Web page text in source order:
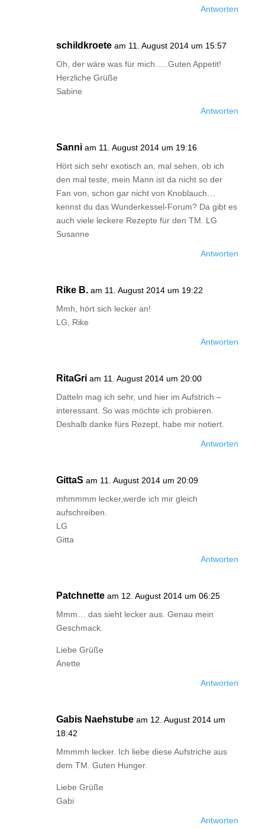
Antworten
schildkroete am 11. August 2014 um 15:57
Oh, der wäre was für mich…..Guten Appetit!
Herzliche Grüße
Sabine
Antworten
Sanni am 11. August 2014 um 19:16
Hört sich sehr exotisch an, mal sehen, ob ich
den mal teste, mein Mann ist da nicht so der
Fan von, schon gar nicht von Knoblauch…
kennst du das Wunderkessel-Forum? Da gibt es
auch viele leckere Rezepte für den TM. LG
Susanne
Antworten
Rike B. am 11. August 2014 um 19:22
Mmh, hört sich lecker an!
LG, Rike
Antworten
RitaGri am 11. August 2014 um 20:00
Datteln mag ich sehr, und hier im Aufstrich –
interessant. So was möchte ich probieren.
Deshalb danke fürs Rezept, habe mir notiert.
Antworten
GittaS am 11. August 2014 um 20:09
mhmmmm lecker,werde ich mir gleich
aufschreiben.
LG
Gitta
Antworten
Patchnette am 12. August 2014 um 06:25
Mmm… das sieht lecker aus. Genau mein
Geschmack.
Liebe Grüße
Anette
Antworten
Gabis Naehstube am 12. August 2014 um
18:42
Mmmmh lecker. Ich liebe diese Aufstriche aus
dem TM. Guten Hunger.
Liebe Grüße
Gabi
Antworten